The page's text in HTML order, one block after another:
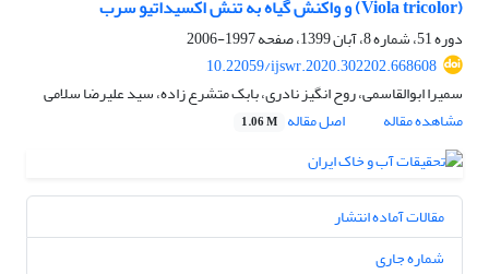
(Viola tricolor) و واکنش گیاه به تنش اکسیداتیو سرب
دوره 51، شماره 8، آبان 1399، صفحه
1997-2006
10.22059/ijswr.2020.302202.668608
سمیرا ابوالقاسمی، روح انگیز نادری، بابک متشرع زاده، سید علیرضا سلامی
مشاهده مقاله
اصل مقاله 1.06 M
مقالات آماده انتشار
شماره جاری